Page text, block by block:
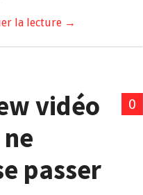
la lecture →
0
vidéo
passer